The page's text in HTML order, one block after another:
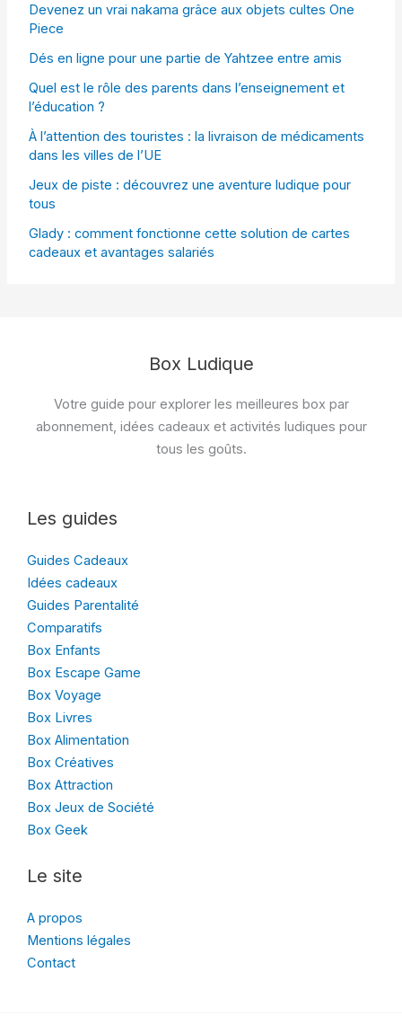
Devenez un vrai nakama grâce aux objets cultes One
Piece
Dés en ligne pour une partie de Yahtzee entre amis
Quel est le rôle des parents dans l’enseignement et
l’éducation ?
À l’attention des touristes : la livraison de médicaments
dans les villes de l’UE
Jeux de piste : découvrez une aventure ludique pour
tous
Glady : comment fonctionne cette solution de cartes
cadeaux et avantages salariés
Box Ludique
Votre guide pour explorer les meilleures box par
abonnement, idées cadeaux et activités ludiques pour
tous les goûts.
Les guides
Guides Cadeaux
Idées cadeaux
Guides Parentalité
Comparatifs
Box Enfants
Box Escape Game
Box Voyage
Box Livres
Box Alimentation
Box Créatives
Box Attraction
Box Jeux de Société
Box Geek
Le site
A propos
Mentions légales
Contact